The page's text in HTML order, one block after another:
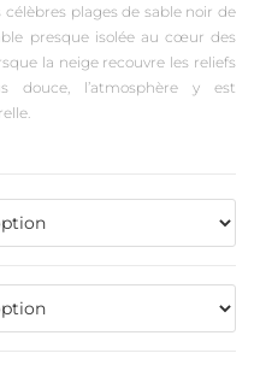
plages de sable noir de
presque isolée au cœur des
la neige recouvre les reliefs
l’atmosphère y est